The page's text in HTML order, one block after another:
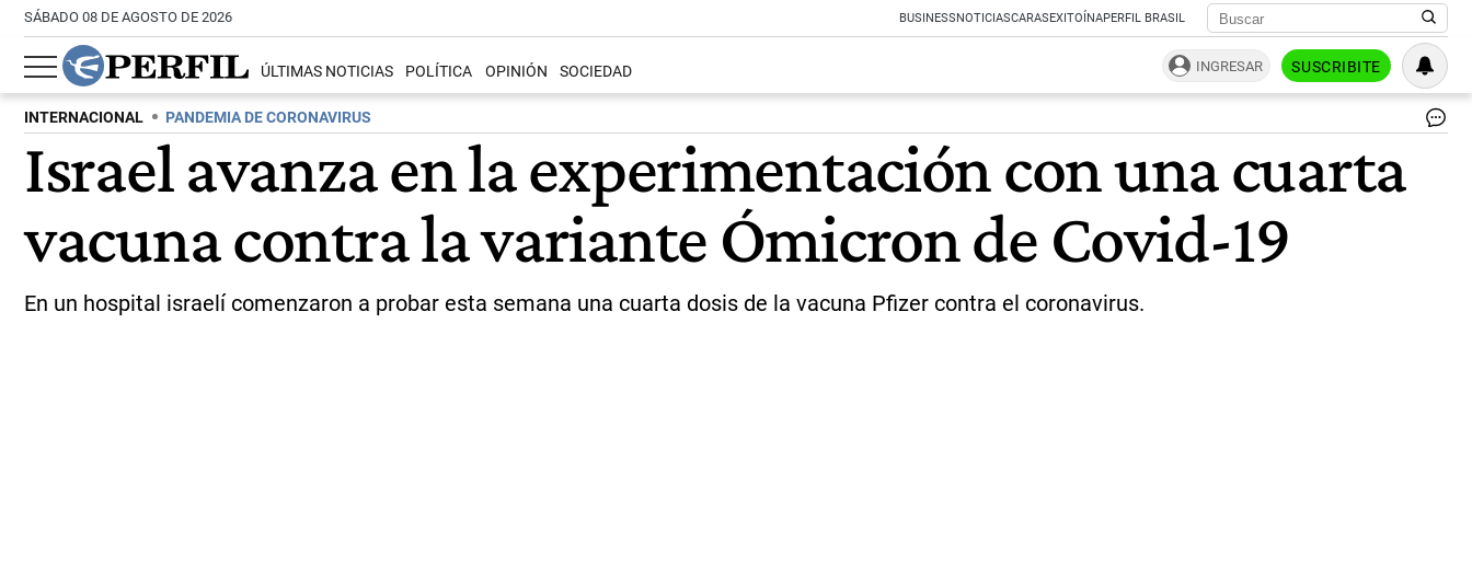
SÁBADO 08 DE AGOSTO DE 2026 BUSINESSNOTICIASCARASEXITOÍNAPERFIL BRASIL
ÚLTIMAS NOTICIAS POLÍTICA OPINIÓN SOCIEDAD INGRESAR SUSCRIBITE
INTERNACIONAL PANDEMIA DE CORONAVIRUS
Israel avanza en la experimentación con una cuarta
vacuna contra la variante Ómicron de Covid-19
En un hospital israelí comenzaron a probar esta semana una cuarta dosis de la vacuna Pfizer contra el coronavirus.